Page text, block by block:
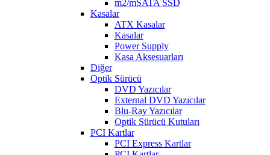
m2/mSATA SSD
Kasalar
ATX Kasalar
Kasalar
Power Supply
Kasa Aksesuarları
Diğer
Optik Sürücü
DVD Yazıcılar
External DVD Yazıcılar
Blu-Ray Yazıcılar
Optik Sürücü Kutuları
PCI Kartlar
PCI Express Kartlar